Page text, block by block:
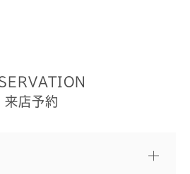
来店予約